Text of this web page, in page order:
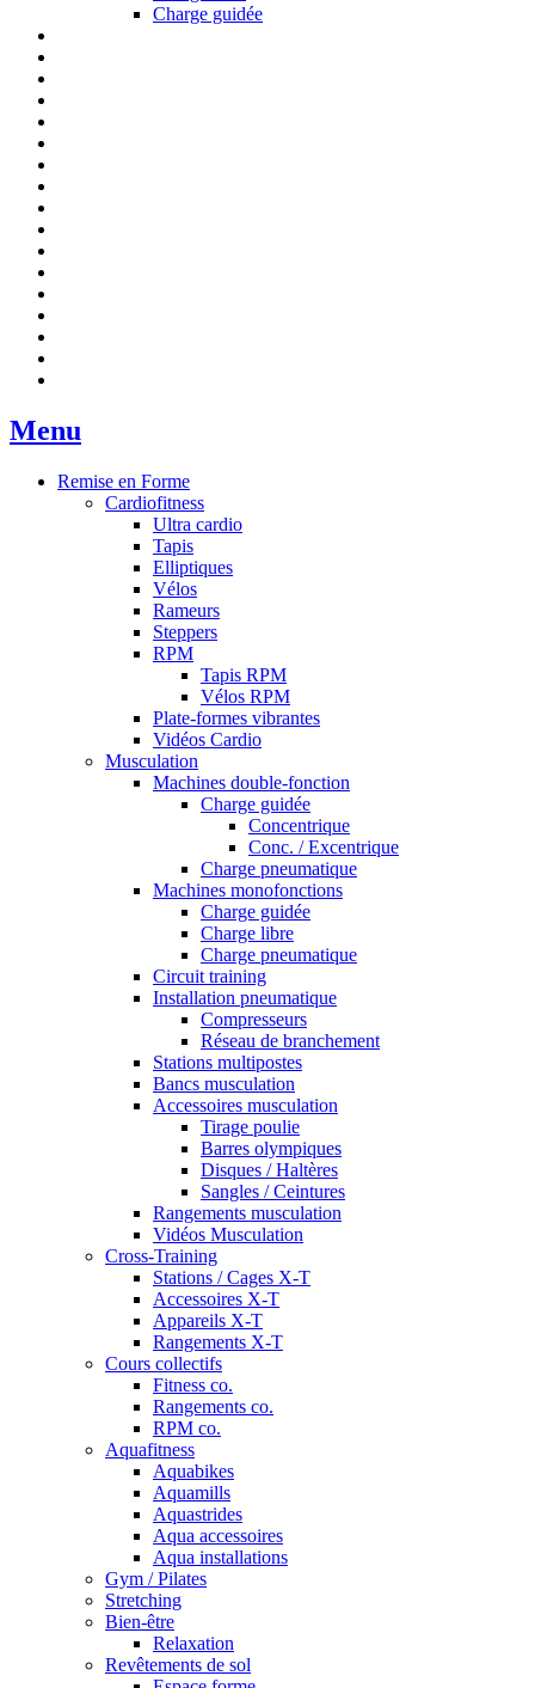
Charge guidée
Menu
Remise en Forme
Cardiofitness
Ultra cardio
Tapis
Elliptiques
Vélos
Rameurs
Steppers
RPM
Tapis RPM
Vélos RPM
Plate-formes vibrantes
Vidéos Cardio
Musculation
Machines double-fonction
Charge guidée
Concentrique
Conc. / Excentrique
Charge pneumatique
Machines monofonctions
Charge guidée
Charge libre
Charge pneumatique
Circuit training
Installation pneumatique
Compresseurs
Réseau de branchement
Stations multipostes
Bancs musculation
Accessoires musculation
Tirage poulie
Barres olympiques
Disques / Haltères
Sangles / Ceintures
Rangements musculation
Vidéos Musculation
Cross-Training
Stations / Cages X-T
Accessoires X-T
Appareils X-T
Rangements X-T
Cours collectifs
Fitness co.
Rangements co.
RPM co.
Aquafitness
Aquabikes
Aquamills
Aquastrides
Aqua accessoires
Aqua installations
Gym / Pilates
Stretching
Bien-être
Relaxation
Revêtements de sol